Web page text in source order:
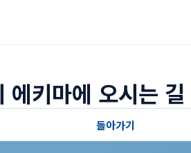
에키마에 오시는 길
돌아가기